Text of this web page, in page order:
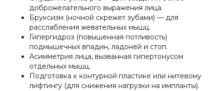
доброжелательного выражения лица.
Бруксизм (ночной скрежет зубами) — для
расслабления жевательных мышц.
Гипергидроз (повышенная потливость)
подмышечных впадин, ладоней и стоп.
Асимметрия лица, вызванная гипертонусом
отдельных мышц.
Подготовка к контурной пластике или нитевому
лифтингу (для снижения нагрузки на импланты).